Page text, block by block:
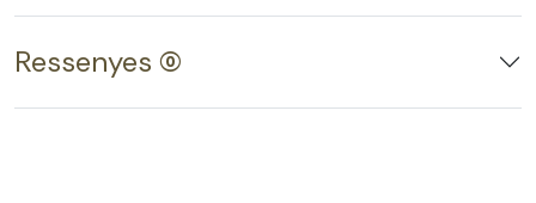
Ressenyes (0)